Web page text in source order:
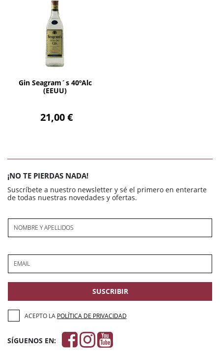
Gin Seagram´s 40ºAlc
(EEUU)
21,00 €
AÑADIR
¡NO TE PIERDAS NADA!
Suscríbete a nuestro newsletter y sé el primero en enterarte
de todas nuestras novedades y ofertas.
NOMBRE Y APELLIDOS
EMAIL
SUSCRIBIR
ACEPTO LA POLÍTICA DE PRIVACIDAD
SÍGUENOS EN: